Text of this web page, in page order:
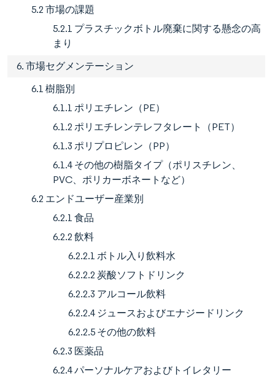
5.2 市場の課題
5.2.1 プラスチックボトル廃棄に関する懸念の高
まり
6. 市場セグメンテーション
6.1 樹脂別
6.1.1 ポリエチレン（PE）
6.1.2 ポリエチレンテレフタレート（PET）
6.1.3 ポリプロピレン（PP）
6.1.4 その他の樹脂タイプ（ポリスチレン、
PVC、ポリカーボネートなど）
6.2 エンドユーザー産業別
6.2.1 食品
6.2.2 飲料
6.2.2.1 ボトル入り飲料水
6.2.2.2 炭酸ソフトドリンク
6.2.2.3 アルコール飲料
6.2.2.4 ジュースおよびエナジードリンク
6.2.2.5 その他の飲料
6.2.3 医薬品
6.2.4 パーソナルケアおよびトイレタリー